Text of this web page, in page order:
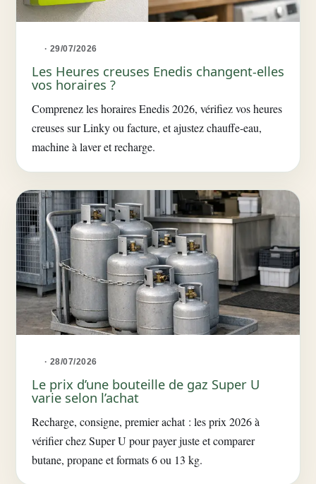
· 29/07/2026
Les Heures creuses Enedis changent-elles
vos horaires ?
Comprenez les horaires Enedis 2026, vérifiez vos heures
creuses sur Linky ou facture, et ajustez chauffe-eau,
machine à laver et recharge.
· 28/07/2026
Le prix d’une bouteille de gaz Super U
varie selon l’achat
Recharge, consigne, premier achat : les prix 2026 à
vérifier chez Super U pour payer juste et comparer
butane, propane et formats 6 ou 13 kg.